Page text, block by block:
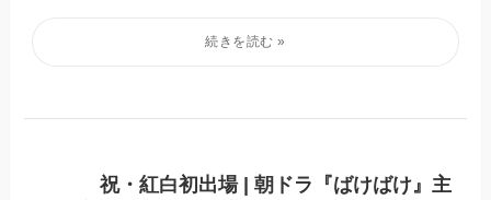
祝・紅白初出場 | 朝ドラ『ばけばけ』主